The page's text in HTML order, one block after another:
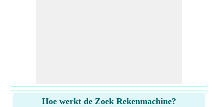
Hoe werkt de Zoek Rekenmachine?